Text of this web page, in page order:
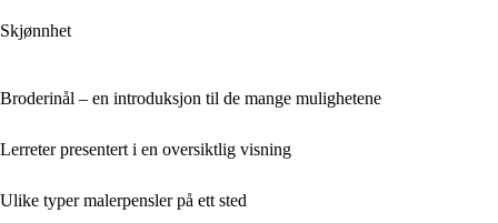
Skjønnhet
Broderinål – en introduksjon til de mange mulighetene
Lerreter presentert i en oversiktlig visning
Ulike typer malerpensler på ett sted